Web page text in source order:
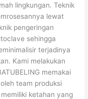
lingkungan. Teknik
lewat
pengeringan
sehingga
terjadinya
Kami melakukan
memakai
team produksi
memiliki ketahan yang